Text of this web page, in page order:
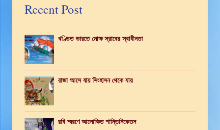
Recent Post
খণ্ডিত ভারতে মোক্ষ স্রাবের স্বাধীনতা
রাজা আসে যায় সিংহাসন থেকে যায়
রবি স্মরণে আলোকিত শান্তিনিকেতন